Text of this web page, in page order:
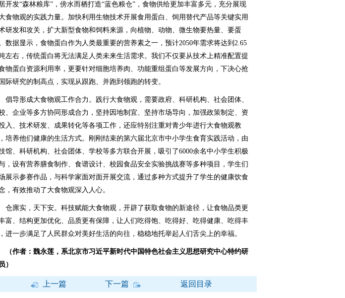
开发“森林粮库”，傍水而栖打造“蓝色粮仓”，食物供给更加丰富多元，充分展现
食物观的实践力量。加快利用生物技术开展食用蛋白、饲用替代产品等关键实用
研发和攻关，扩大新型食物和饲料来源，向植物、动物、微生物要热量、要蛋
数据显示，食物蛋白作为人类最重要的营养素之一，预计2050年需求将达到2.65
左右，传统蛋白将无法满足人类未来生活需求。我们不仅要从技术上精准配置提
物蛋白资源利用率，更要针对细胞培养肉、功能重组蛋白等发展方向，下决心抢
际研究的制高点，实现从跟跑、并跑到领跑的转变。
导形成大食物观工作合力。践行大食物观，需要政府、科研机构、社会团体、
、企业等多方协同形成合力，坚持因地制宜、坚持市场导向，加强政策制定、资
入、技术研发、成果转化等各项工作，还应特别注重对青少年进行大食物观教
培养他们健康的生活方式。刚刚结束的第六届北京市中小学生食育实践活动，由
馆、科研机构、社会团体、学校等多方联合开展，吸引了6000余名中小学生积极
，设有营养膳食制作、食谱设计、校园食品安全实验挑战赛等多种项目，学生们
展示参赛作品，与科学家面对面开展交流，通过多种方式提升了学生的健康饮食
，有效推动了大食物观深入人心。
廪实，天下安。科技赋能大食物观，开辟了获取食物的新途径，让食物品类更
富、结构更加优化、品质更有保障，让人们吃得饱、吃得好、吃得健康、吃得丰
进一步满足了人民群众对美好生活的向往，稳稳地托举起人们舌尖上的幸福。
（作者：魏永莲，系北京市习近平新时代中国特色社会主义思想研究中心特约研
）
上一篇 下一篇 返回目录